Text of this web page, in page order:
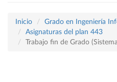
Inicio
Grado en Ingeniería
Asignaturas del plan 443
Trabajo fin de Grado